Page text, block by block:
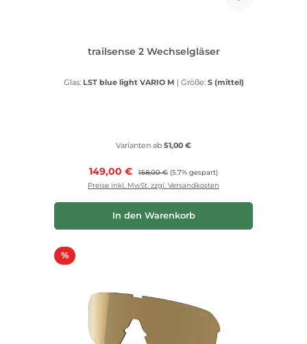
trailsense 2 Wechselgläser
Glas: LST blue light VARIO M | Größe: S (mittel)
Varianten ab 51,00 €
Verkaufspreis:
149,00 € Regulärer Preis:
158,00 € (5.7% gespart)
Preise inkl. MwSt. zzgl. Versandkosten
In den Warenkorb
%Rabatt